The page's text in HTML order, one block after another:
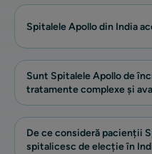
Spitalele Apollo din India
Sunt Spitalele Apollo de
tratamente complexe și
De ce consideră pacienții
spitalicesc de elecție în